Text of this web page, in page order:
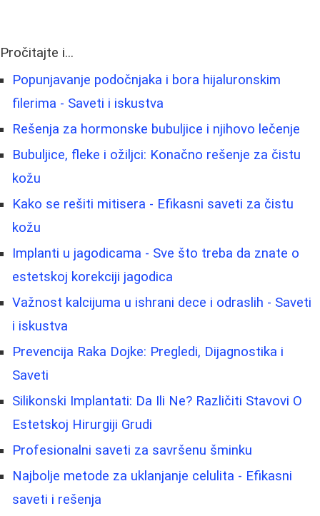
Pročitajte i...
Popunjavanje podočnjaka i bora hijaluronskim
filerima - Saveti i iskustva
Rešenja za hormonske bubuljice i njihovo lečenje
Bubuljice, fleke i ožiljci: Konačno rešenje za čistu
kožu
Kako se rešiti mitisera - Efikasni saveti za čistu
kožu
Implanti u jagodicama - Sve što treba da znate o
estetskoj korekciji jagodica
Važnost kalcijuma u ishrani dece i odraslih - Saveti
i iskustva
Prevencija Raka Dojke: Pregledi, Dijagnostika i
Saveti
Silikonski Implantati: Da Ili Ne? Različiti Stavovi O
Estetskoj Hirurgiji Grudi
Profesionalni saveti za savršenu šminku
Najbolje metode za uklanjanje celulita - Efikasni
saveti i rešenja